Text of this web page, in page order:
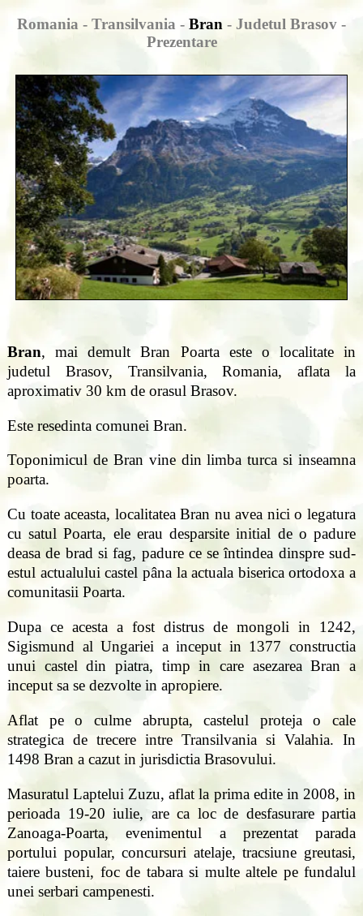
Romania - Transilvania - Bran - Judetul Brasov -
Prezentare
Bran, mai demult Bran Poarta este o localitate in
judetul Brasov, Transilvania, Romania, aflata la
aproximativ 30 km de orasul Brasov.
Este resedinta comunei Bran.
Toponimicul de Bran vine din limba turca si inseamna
poarta.
Cu toate aceasta, localitatea Bran nu avea nici o legatura
cu satul Poarta, ele erau desparsite initial de o padure
deasa de brad si fag, padure ce se întindea dinspre sud-
estul actualului castel pâna la actuala biserica ortodoxa a
comunitasii Poarta.
Dupa ce acesta a fost distrus de mongoli in 1242,
Sigismund al Ungariei a inceput in 1377 constructia
unui castel din piatra, timp in care asezarea Bran a
inceput sa se dezvolte in apropiere.
Aflat pe o culme abrupta, castelul proteja o cale
strategica de trecere intre Transilvania si Valahia. In
1498 Bran a cazut in jurisdictia Brasovului.
Masuratul Laptelui Zuzu, aflat la prima edite in 2008, in
perioada 19-20 iulie, are ca loc de desfasurare partia
Zanoaga-Poarta, evenimentul a prezentat parada
portului popular, concursuri atelaje, tracsiune greutasi,
taiere busteni, foc de tabara si multe altele pe fundalul
unei serbari campenesti.